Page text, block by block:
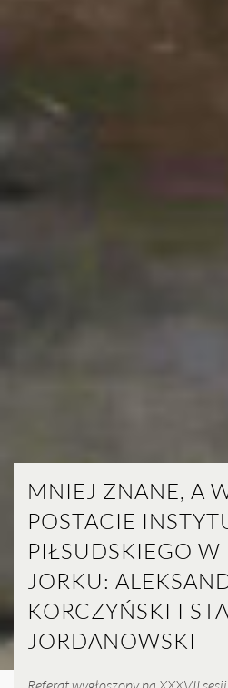
MNIEJ ZNANE, A
POSTACIE
PIŁSUDSKIEGO
JORKU:
KORCZYŃSKI I
JORDANOWSKI